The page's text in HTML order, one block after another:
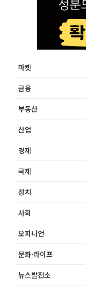
마켓
금융
부동산
산업
경제
국제
정치
사회
오피니언
문화·라이프
뉴스발전소